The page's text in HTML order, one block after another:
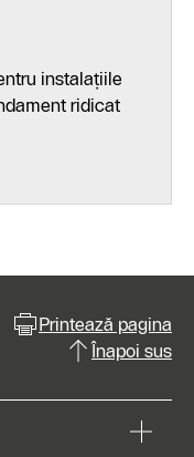
instalațiile
ridicat
Printează pagina
Înapoi sus